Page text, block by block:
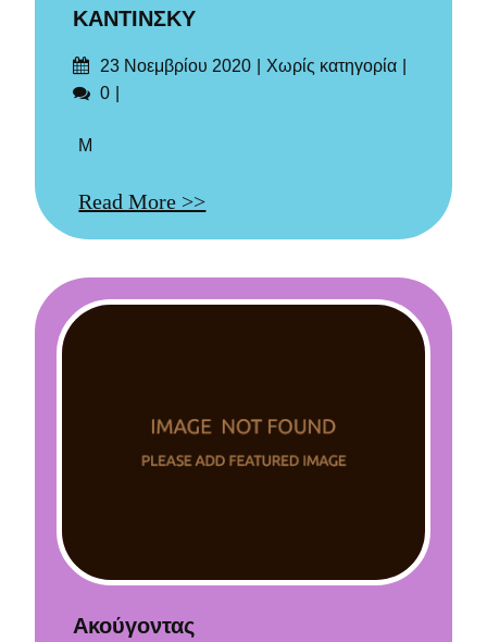
ΚΑΝΤΙΝΣΚΥ
Δημοσιεύτηκε
στις
23 Νοεμβρίου 2020 Categories
Χωρίς κατηγορία
Σχόλια
0
Μ
Read More >>
Ακούγοντας